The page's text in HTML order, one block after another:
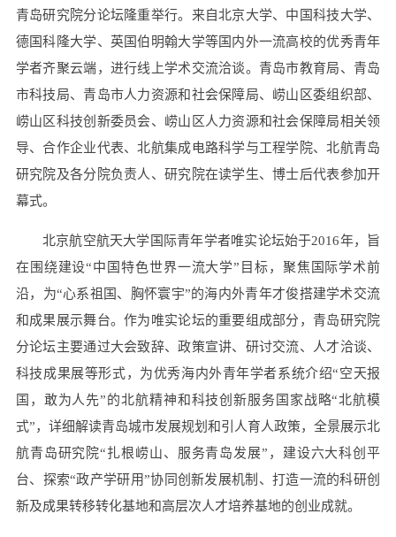
青岛研究院分论坛隆重举行。来自北京大学、中国科技大学、
德国科隆大学、英国伯明翰大学等国内外一流高校的优秀青年
学者齐聚云端，进行线上学术交流洽谈。青岛市教育局、青岛
市科技局、青岛市人力资源和社会保障局、崂山区委组织部、
崂山区科技创新委员会、崂山区人力资源和社会保障局相关领
导、合作企业代表、北航集成电路科学与工程学院、北航青岛
研究院及各分院负责人、研究院在读学生、博士后代表参加开
幕式。
北京航空航天大学国际青年学者唯实论坛始于2016年，旨
在围绕建设“中国特色世界一流大学”目标，聚焦国际学术前
沿，为“心系祖国、胸怀寰宇”的海内外青年才俊搭建学术交流
和成果展示舞台。作为唯实论坛的重要组成部分，青岛研究院
分论坛主要通过大会致辞、政策宣讲、研讨交流、人才洽谈、
科技成果展等形式，为优秀海内外青年学者系统介绍“空天报
国，敢为人先”的北航精神和科技创新服务国家战略“北航模
式”，详细解读青岛城市发展规划和引人育人政策，全景展示北
航青岛研究院“扎根崂山、服务青岛发展”，建设六大科创平
台、探索“政产学研用”协同创新发展机制、打造一流的科研创
新及成果转移转化基地和高层次人才培养基地的创业成就。